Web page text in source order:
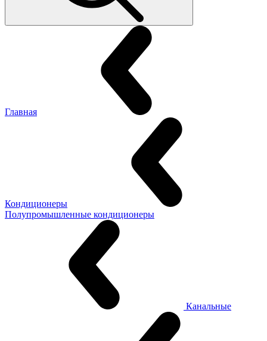
Главная
Кондиционеры
Полупромышленные кондиционеры
Канальные